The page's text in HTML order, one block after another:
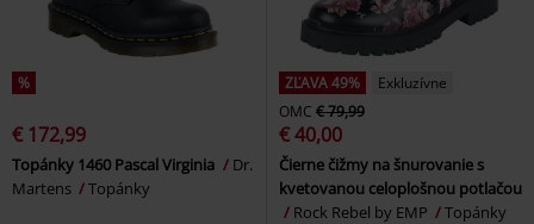
%
€ 172,99
Topánky 1460 Pascal Virginia
Dr.
Martens
Topánky
ZĽAVA 49%
Exkluzívne
OMC € 79,99
€ 40,00
Čierne čižmy na šnurovanie s
kvetovanou celoplošnou potlačou
Rock Rebel by EMP
Topánky